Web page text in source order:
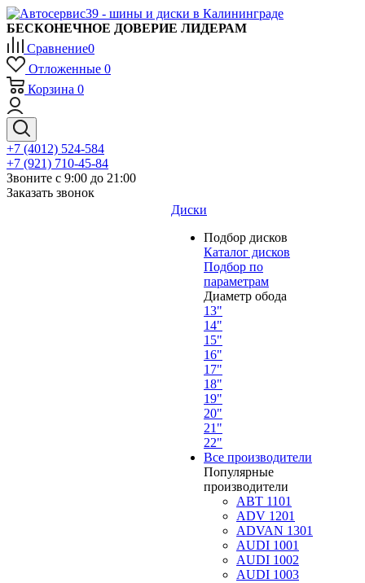
БЕСКОНЕЧНОЕ ДОВЕРИЕ ЛИДЕРАМ
Сравнение0
Отложенные 0
Корзина 0
+7 (4012) 524-584
+7 (921) 710-45-84
Звоните с 9:00 до 21:00
Заказать звонок
Диски
Подбор дисков
Каталог дисков
Подбор по
параметрам
Диаметр обода
13"
14"
15"
16"
17"
18"
19"
20"
21"
22"
Все производители
Популярные
производители
ABT 1101
ADV 1201
ADVAN 1301
AUDI 1001
AUDI 1002
AUDI 1003